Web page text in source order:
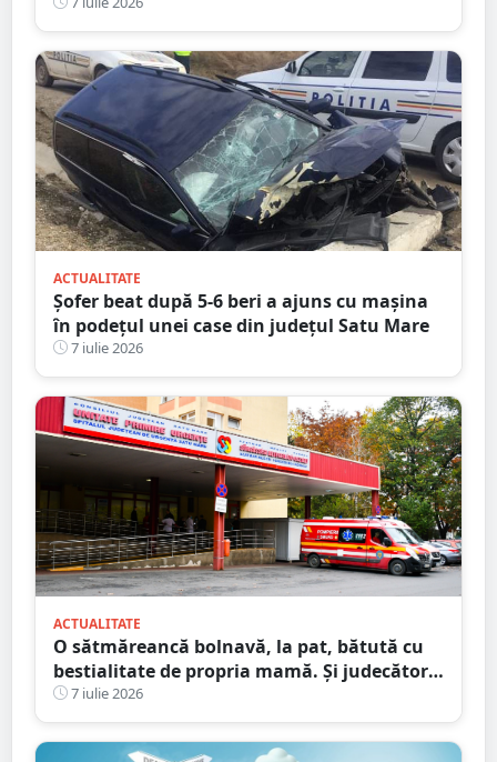
ACTUALITATE
Șofer beat după 5-6 beri a ajuns cu mașina
în podețul unei case din județul Satu Mare
7 iulie 2026
ACTUALITATE
O sătmăreancă bolnavă, la pat, bătută cu
bestialitate de propria mamă. Și judecătorii
au fost șocați
7 iulie 2026